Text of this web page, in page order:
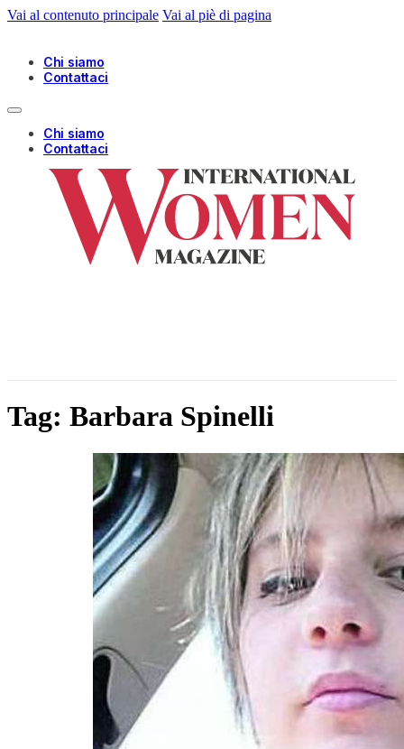
Vai al contenuto principale Vai al piè di pagina
Chi siamo
Contattaci
Chi siamo
Contattaci
Tag: Barbara Spinelli